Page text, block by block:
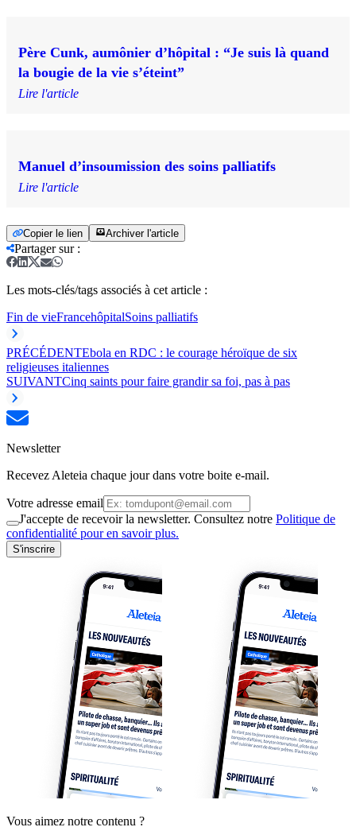
Père Cunk, aumônier d’hôpital : “Je suis là quand
la bougie de la vie s’éteint”
Lire l'article
Manuel d’insoumission des soins palliatifs
Lire l'article
Copier le lien Archiver l'article
Partager sur:
Les mots-clés/tags associés à cet article :
Fin de vieFrancehôpitalSoins palliatifs
PRÉCÉDENTEbola en RDC : le courage héroïque de six
religieuses italiennes
SUIVANTCinq saints pour faire grandir sa foi, pas à pas
Newsletter
Recevez Aleteia chaque jour dans votre boite e-mail.
Votre adresse email
J'accepte de recevoir la newsletter. Consultez notre Politique de
confidentialité pour en savoir plus.
S'inscrire
Vous aimez notre contenu ?